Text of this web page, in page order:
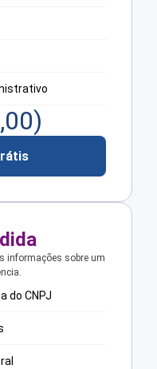
)
informações sobre um
do CNPJ